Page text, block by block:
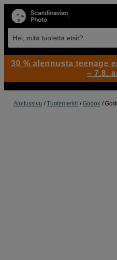
Hei, mitä tuotetta etsit?
Aloitussivu Tuotemerkit Godox
30 % alennusta teenage
– 7.8.